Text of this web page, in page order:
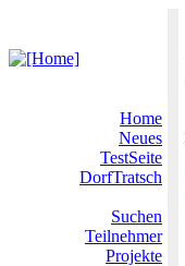
Home
Neues
TestSeite
DorfTratsch
Suchen
Teilnehmer
Projekte